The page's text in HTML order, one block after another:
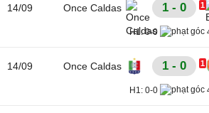
14/09 Once Caldas 1 - 0 1
H1:0-0
14/09 Once Caldas 1 - 0 1
H1: 0-0